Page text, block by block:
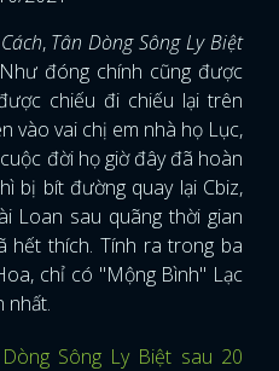
,Tân Dòng Sông Ly Biệt
đóng chính cũng được
chiếu đi chiếu lại trên
vào vai chị em nhà họ Lục,
đời họ giờ đây đã hoàn
bị bít đường quay lại Cbiz,
Loan sau quãng thời gian
hết thích. Tính ra trong ba
chỉ có "Mộng Bình" Lạc
nhất.
Sông Ly Biệt sau 20